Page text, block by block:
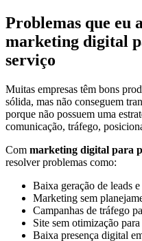
Problemas que eu
marketing digital
serviço
Muitas empresas têm bons
sólida, mas não conseguem
porque não possuem uma
comunicação, tráfego,
Com marketing digital para
resolver problemas como:
Baixa geração de leads
Marketing sem
Campanhas de tráfego
Site sem otimização
Baixa presença digital